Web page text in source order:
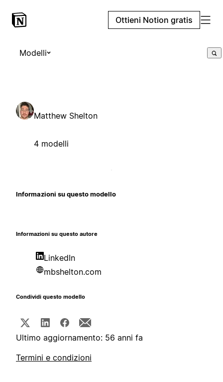
Ottieni Notion gratis
Modelli
Matthew Shelton
4 modelli
Informazioni su questo modello
Informazioni su questo autore
LinkedIn
mbshelton.com
Condividi questo modello
Ultimo aggiornamento: 56 anni fa
Termini e condizioni